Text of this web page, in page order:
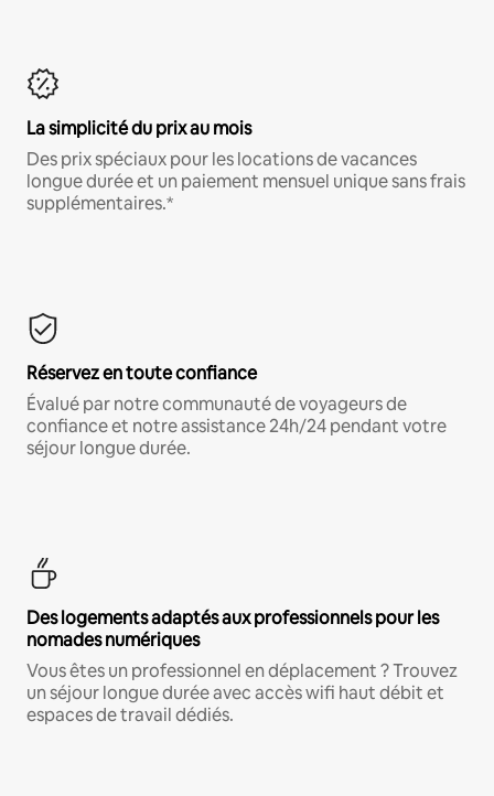
La simplicité du prix au mois
Des prix spéciaux pour les locations de vacances
longue durée et un paiement mensuel unique sans frais
supplémentaires.*
Réservez en toute confiance
Évalué par notre communauté de voyageurs de
confiance et notre assistance 24h/24 pendant votre
séjour longue durée.
Des logements adaptés aux professionnels pour les
nomades numériques
Vous êtes un professionnel en déplacement ? Trouvez
un séjour longue durée avec accès wifi haut débit et
espaces de travail dédiés.